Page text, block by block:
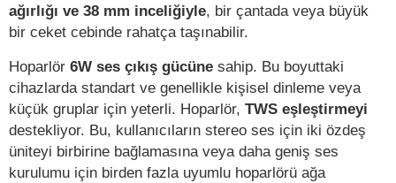
ağırlığı ve 38 mm inceliğiyle, bir çantada veya büyük
bir ceket cebinde rahatça taşınabilir.
Hoparlör 6W ses çıkış gücüne sahip. Bu boyuttaki
cihazlarda standart ve genellikle kişisel dinleme veya
küçük gruplar için yeterli. Hoparlör, TWS eşleştirmeyi
destekliyor. Bu, kullanıcıların stereo ses için iki özdeş
üniteyi birbirine bağlamasına veya daha geniş ses
kurulumu için birden fazla uyumlu hoparlörü ağa